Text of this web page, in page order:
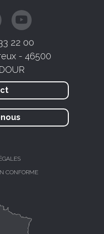
22 00
- 46500
CONFORME